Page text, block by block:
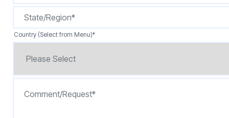
Country (Select from Menu)*